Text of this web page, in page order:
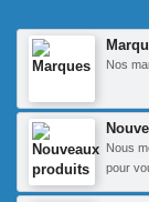
Nos
Nous
pour